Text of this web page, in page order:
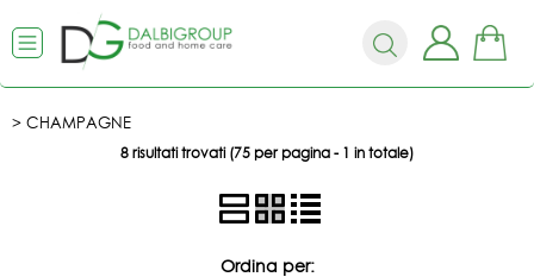
CHAMPAGNE
8 risultati trovati (75 per pagina - 1 in totale)
Ordina per: